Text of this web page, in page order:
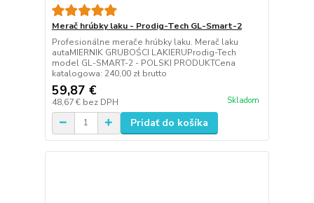
Merač hrúbky laku - Prodig-Tech GL-Smart-2
Profesionálne merače hrúbky laku. Merač laku
autaMIERNIK GRUBOŚCI LAKIERUProdig-Tech
model GL-SMART-2 - POLSKI PRODUKTCena
katalogowa: 240,00 zł brutto
59,87 €
48,67 € bez DPH Skladom
Pridať do košíka